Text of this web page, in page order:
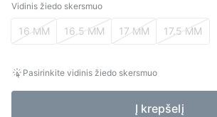
Vidinis žiedo skersmuo
Vidinis žiedo skersmuo
16 MM 16.5 MM 17 MM 17.5 MM
Pasirinkite vidinis žiedo skersmuo
Į krepšelį